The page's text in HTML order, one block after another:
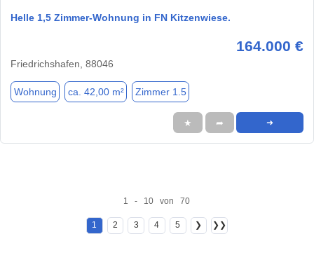
Helle 1,5 Zimmer-Wohnung in FN Kitzenwiese.
164.000 €
Friedrichshafen, 88046
Wohnung ca. 42,00 m² Zimmer 1.5
★ ➦ ➜
1 - 10 von 70
1 2 3 4 5 ❯ ❯❯